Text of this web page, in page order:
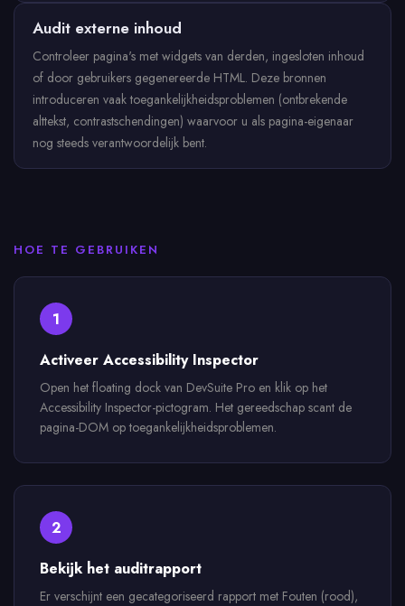
Audit externe inhoud
Controleer pagina's met widgets van derden, ingesloten inhoud
of door gebruikers gegenereerde HTML. Deze bronnen
introduceren vaak toegankelijkheidsproblemen (ontbrekende
alttekst, contrastschendingen) waarvoor u als pagina-eigenaar
nog steeds verantwoordelijk bent.
HOE TE GEBRUIKEN
1
Activeer Accessibility Inspector
Open het floating dock van DevSuite Pro en klik op het
Accessibility Inspector-pictogram. Het gereedschap scant de
pagina-DOM op toegankelijkheidsproblemen.
2
Bekijk het auditrapport
Er verschijnt een gecategoriseerd rapport met Fouten (rood),